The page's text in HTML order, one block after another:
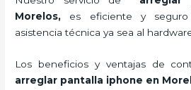
Morelos, es eficiente y seguro
asistencia técnica ya sea al
Los beneficios y ventajas de
arreglar pantalla iphone en